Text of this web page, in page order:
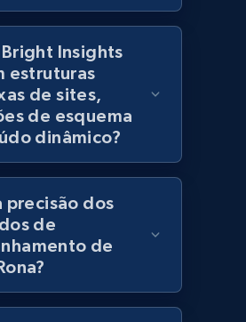
Comece agora
Initial price, Final
and more.
Comece agora
- Discover products by
Bright Insights
estruturas
de sites,
de esquema
dinâmico?
precisão dos
de
de